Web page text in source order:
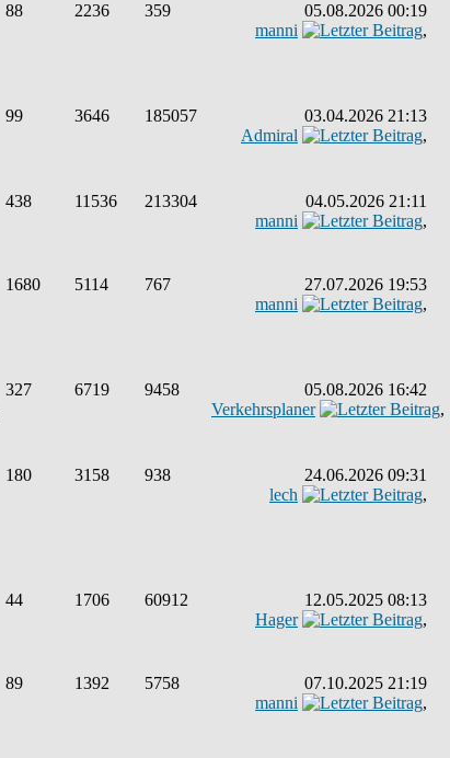
88 2236 359
05.08.2026 00:19
manni
,
99 3646 185057
03.04.2026 21:13
Admiral
,
438 11536 213304
04.05.2026 21:11
manni
,
1680 5114 767
27.07.2026 19:53
manni
,
327 6719 9458
05.08.2026 16:42
Verkehrsplaner
,
180 3158 938
24.06.2026 09:31
lech
,
44 1706 60912
12.05.2025 08:13
Hager
,
89 1392 5758
07.10.2025 21:19
manni
,